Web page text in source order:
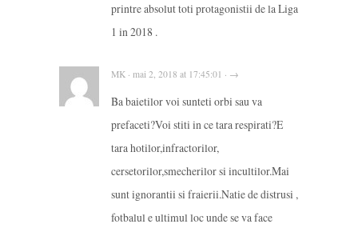
printre absolut toti protagonistii de la Liga
1 in 2018 .
MK · mai 2, 2018 at 17:45:01 · →
Ba baietilor voi sunteti orbi sau va
prefaceti?Voi stiti in ce tara respirati?E
tara hotilor,infractorilor,
cersetorilor,smecherilor si incultilor.Mai
sunt ignorantii si fraierii.Natie de distrusi ,
fotbalul e ultimul loc unde se va face